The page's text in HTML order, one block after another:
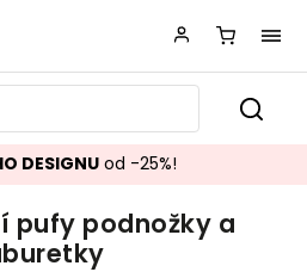
DESIGNUod -25%!
pufy podnožky a